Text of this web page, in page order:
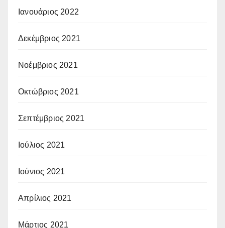
Ιανουάριος 2022
Δεκέμβριος 2021
Νοέμβριος 2021
Οκτώβριος 2021
Σεπτέμβριος 2021
Ιούλιος 2021
Ιούνιος 2021
Απρίλιος 2021
Μάρτιος 2021